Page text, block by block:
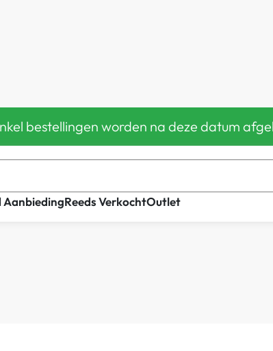
bestellingen worden na deze datum
AanbiedingReeds VerkochtOutlet